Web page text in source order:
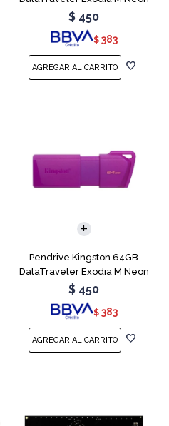
Green
$ 450
$ 383
Pendrive Kingston 64GB
DataTraveler Exodia M Neon
Purple
$ 450
$ 383